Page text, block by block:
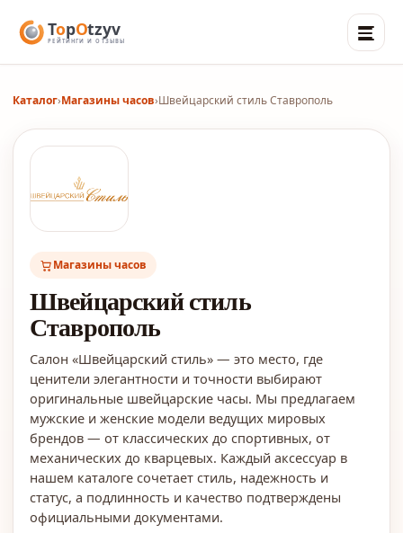
Каталог›Магазины часов›Швейцарский стиль Ставрополь
Магазины часов
Швейцарский стиль
Ставрополь
Салон «Швейцарский стиль» — это место, где
ценители элегантности и точности выбирают
оригинальные швейцарские часы. Мы предлагаем
мужские и женские модели ведущих мировых
брендов — от классических до спортивных, от
механических до кварцевых. Каждый аксессуар в
нашем каталоге сочетает стиль, надежность и
статус, а подлинность и качество подтверждены
официальными документами.